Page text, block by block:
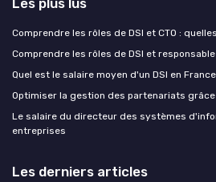
Comprendre les rôles de DSI et CTO :
Comprendre les rôles de DSI et
Quel est le salaire moyen d'un DSI en
Optimiser la gestion des partenariats grâce
Le salaire du directeur des systèmes
entreprises
Les derniers articles